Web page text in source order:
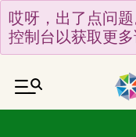
跳转到主要内容
哎呀，出了点问
控制台以获取更多